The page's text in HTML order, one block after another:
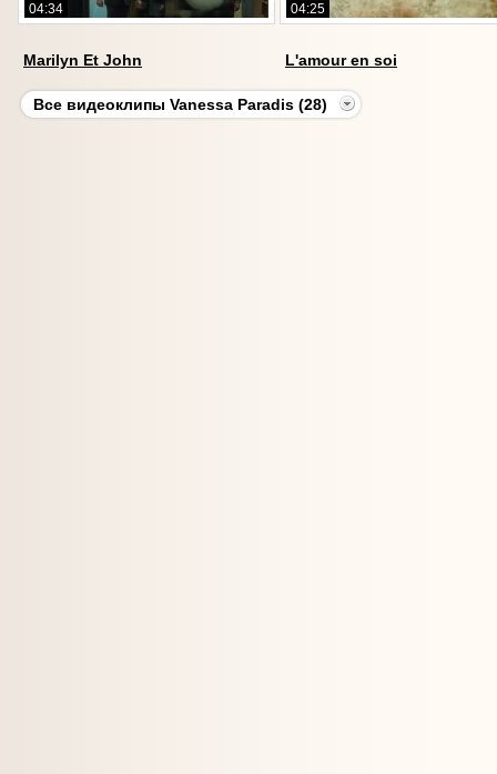
04:34
Marilyn Et John
04:25
L'amour en soi
Все видеоклипы Vanessa Paradis (28)